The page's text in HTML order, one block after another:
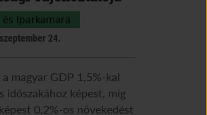
Iparkamara
24.
magyar GDP 1,5%-kal
időszakához képest, míg
0,2%-os növekedést